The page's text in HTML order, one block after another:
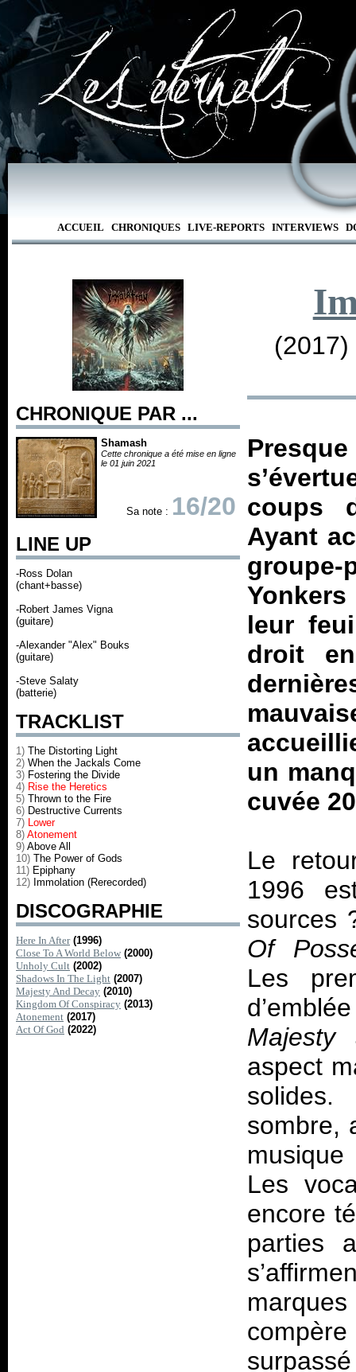
ACCUEIL CHRONIQUES LIVE-REPORTS INTERVIEWS
CHRONIQUE PAR ...
Shamash
Cette chronique a été mise en ligne
le 01 juin 2021
Sa note : 16/20
LINE UP
-Ross Dolan
(chant+basse)
-Robert James Vigna
(guitare)
-Alexander "Alex" Bouks
(guitare)
-Steve Salaty
(batterie)
TRACKLIST
1) The Distorting Light
2) When the Jackals Come
3) Fostering the Divide
4) Rise the Heretics
5) Thrown to the Fire
6) Destructive Currents
7) Lower
8) Atonement
9) Above All
10) The Power of Gods
11) Epiphany
12) Immolation (Rerecorded)
DISCOGRAPHIE
Here In After (1996)
Close To A World Below (2000)
Unholy Cult (2002)
Shadows In The Light (2007)
Majesty And Decay (2010)
Kingdom Of Conspiracy (2013)
Atonement (2017)
Act Of God (2022)
coups
Ayant
leur
droit
un
cuvée
Le
1996
sources
Of
Les
Majesty
aspect
sombre,
Les
encore
parties